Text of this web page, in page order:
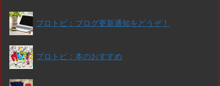
ブロトピ：ブログ更新通知をどうぞ！
ブロトピ：本のおすすめ